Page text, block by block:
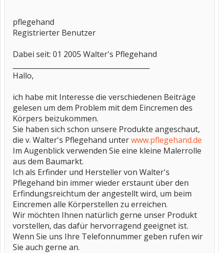
pflegehand
Registrierter Benutzer
Dabei seit: 01 2005 Walter's Pflegehand
Hallo,
ich habe mit Interesse die verschiedenen Beiträge
gelesen um dem Problem mit dem Eincremen des
Körpers beizukommen.
Sie haben sich schon unsere Produkte angeschaut,
die v. Walter's Pflegehand unterwww.pflegehand.de
Im Augenblick verwenden Sie eine kleine Malerrolle
aus dem Baumarkt.
Ich als Erfinder und Hersteller von Walter's
Pflegehand bin immer wieder erstaunt über den
Erfindungsreichtum der angestellt wird, um beim
Eincremen alle Körperstellen zu erreichen.
Wir möchten Ihnen natürlich gerne unser Produkt
vorstellen, das dafür hervorragend geeignet ist.
Wenn Sie uns Ihre Telefonnummer geben rufen wir
Sie auch gerne an.